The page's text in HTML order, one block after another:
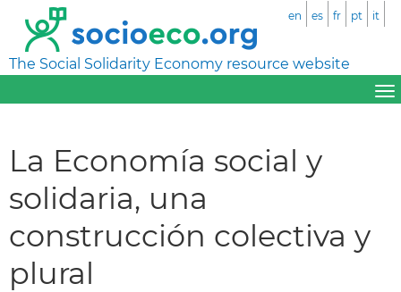
The Social Solidarity Economy resource website
en es fr pt it
La Economía social y
solidaria, una
construcción colectiva y
plural